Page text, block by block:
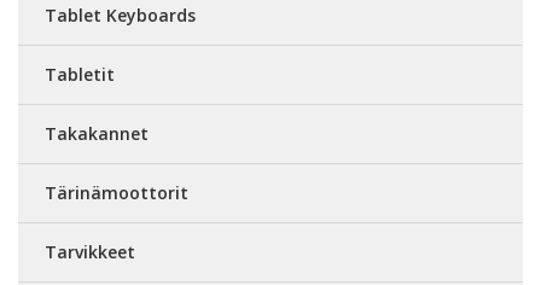
Tablet Keyboards
Tabletit
Takakannet
Tärinämoottorit
Tarvikkeet